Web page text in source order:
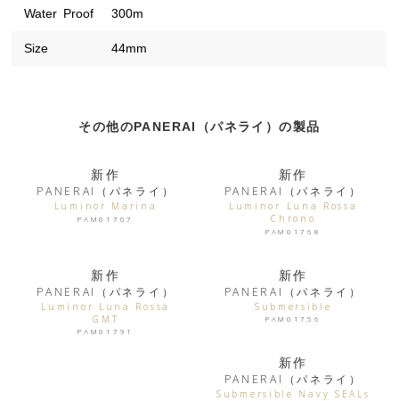
Water Proof 300m
Size 44mm
その他のPANERAI（パネライ）の製品
新作
PANERAI（パネライ）
Luminor Marina
PAM01707
新作
PANERAI（パネライ）
Luminor Luna Rossa
Chrono
PAM01768
新作
PANERAI（パネライ）
Luminor Luna Rossa
GMT
PAM01791
新作
PANERAI（パネライ）
Submersible
PAM01756
新作
PANERAI（パネライ）
Submersible Navy SEALs